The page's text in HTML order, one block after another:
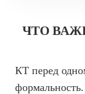
ЧТО
КТ перед